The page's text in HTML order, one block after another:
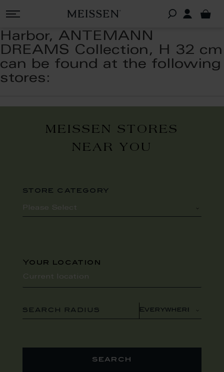
Harbor, ANTEMANN
DREAMS Collection, H 32 cm
can be found at the following
stores:
MEISSEN STORES
NEAR YOU
store category
Your location
SEARCH RADIUS
search